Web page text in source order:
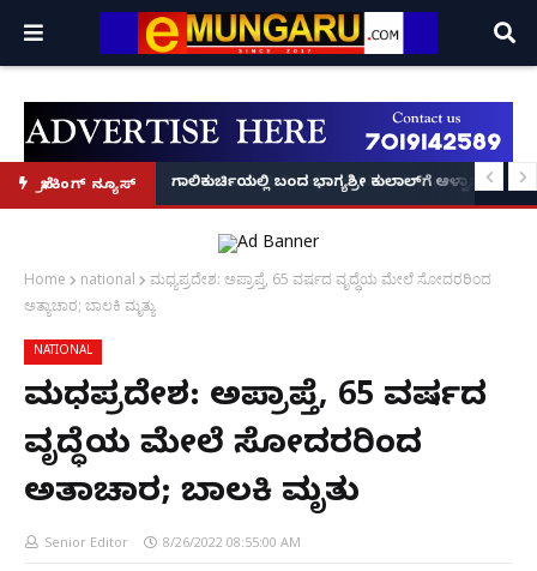
ಬ್ರೇಕಿಂಗ್ ನ್ಯೂಸ್
ನಾಳೆ ( ಆಗಷ್ಟ್ 8) ಪುತ್ತೂರು ಉಪವಿಭಾಗದ ಶಾಲಾ-ಕಾಲೇಜುಗಳಿಗೆ ರಜೆ ಘೋಷಣೆ!
ಗಾಲಿಕುರ್ಚಿಯಲ್ಲಿ ಬಂದ ಭಾಗ್ಯಶ್ರೀ ಕುಲಾಲ್‌ಗೆ ಆಳ್ವಾಸ್
Home national
ಮಧ್ಯಪ್ರದೇಶ: ಅಪ್ರಾಪ್ತೆ, 65 ವರ್ಷದ ವೃದ್ಧೆಯ ಮೇಲೆ‌ ಸೋದರರಿಂದ
ಅತ್ಯಾಚಾರ; ಬಾಲಕಿ ಮೃತ್ಯು
NATIONAL
ಮಧ್ಯಪ್ರದೇಶ: ಅಪ್ರಾಪ್ತೆ, 65 ವರ್ಷದ
ವೃದ್ಧೆಯ ಮೇಲೆ‌ ಸೋದರರಿಂದ
ಅತ್ಯಾಚಾರ; ಬಾಲಕಿ ಮೃತ್ಯು
Senior Editor 8/26/2022 08:55:00 AM